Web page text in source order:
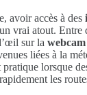
avoir accès à des
vrai atout. Entre
sur la webcam
liées à la
pratique lorsque
les